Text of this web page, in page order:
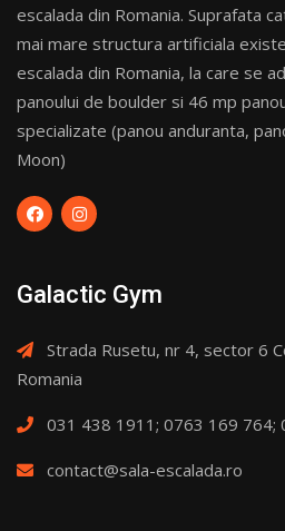
escalada din Romania. Suprafata
mai mare structura artificiala
escalada din Romania, la care se
panoului de boulder si 46 mp
specializate (panou anduranta,
Moon)
Galactic Gym
Strada Rusetu, nr 4, sector 6
Romania
031 438 1911; 0763 169 764;
contact@sala-escalada.ro